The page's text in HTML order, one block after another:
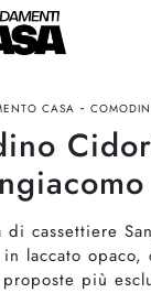
CASA -
di cassettiere
laccato opaco,
più